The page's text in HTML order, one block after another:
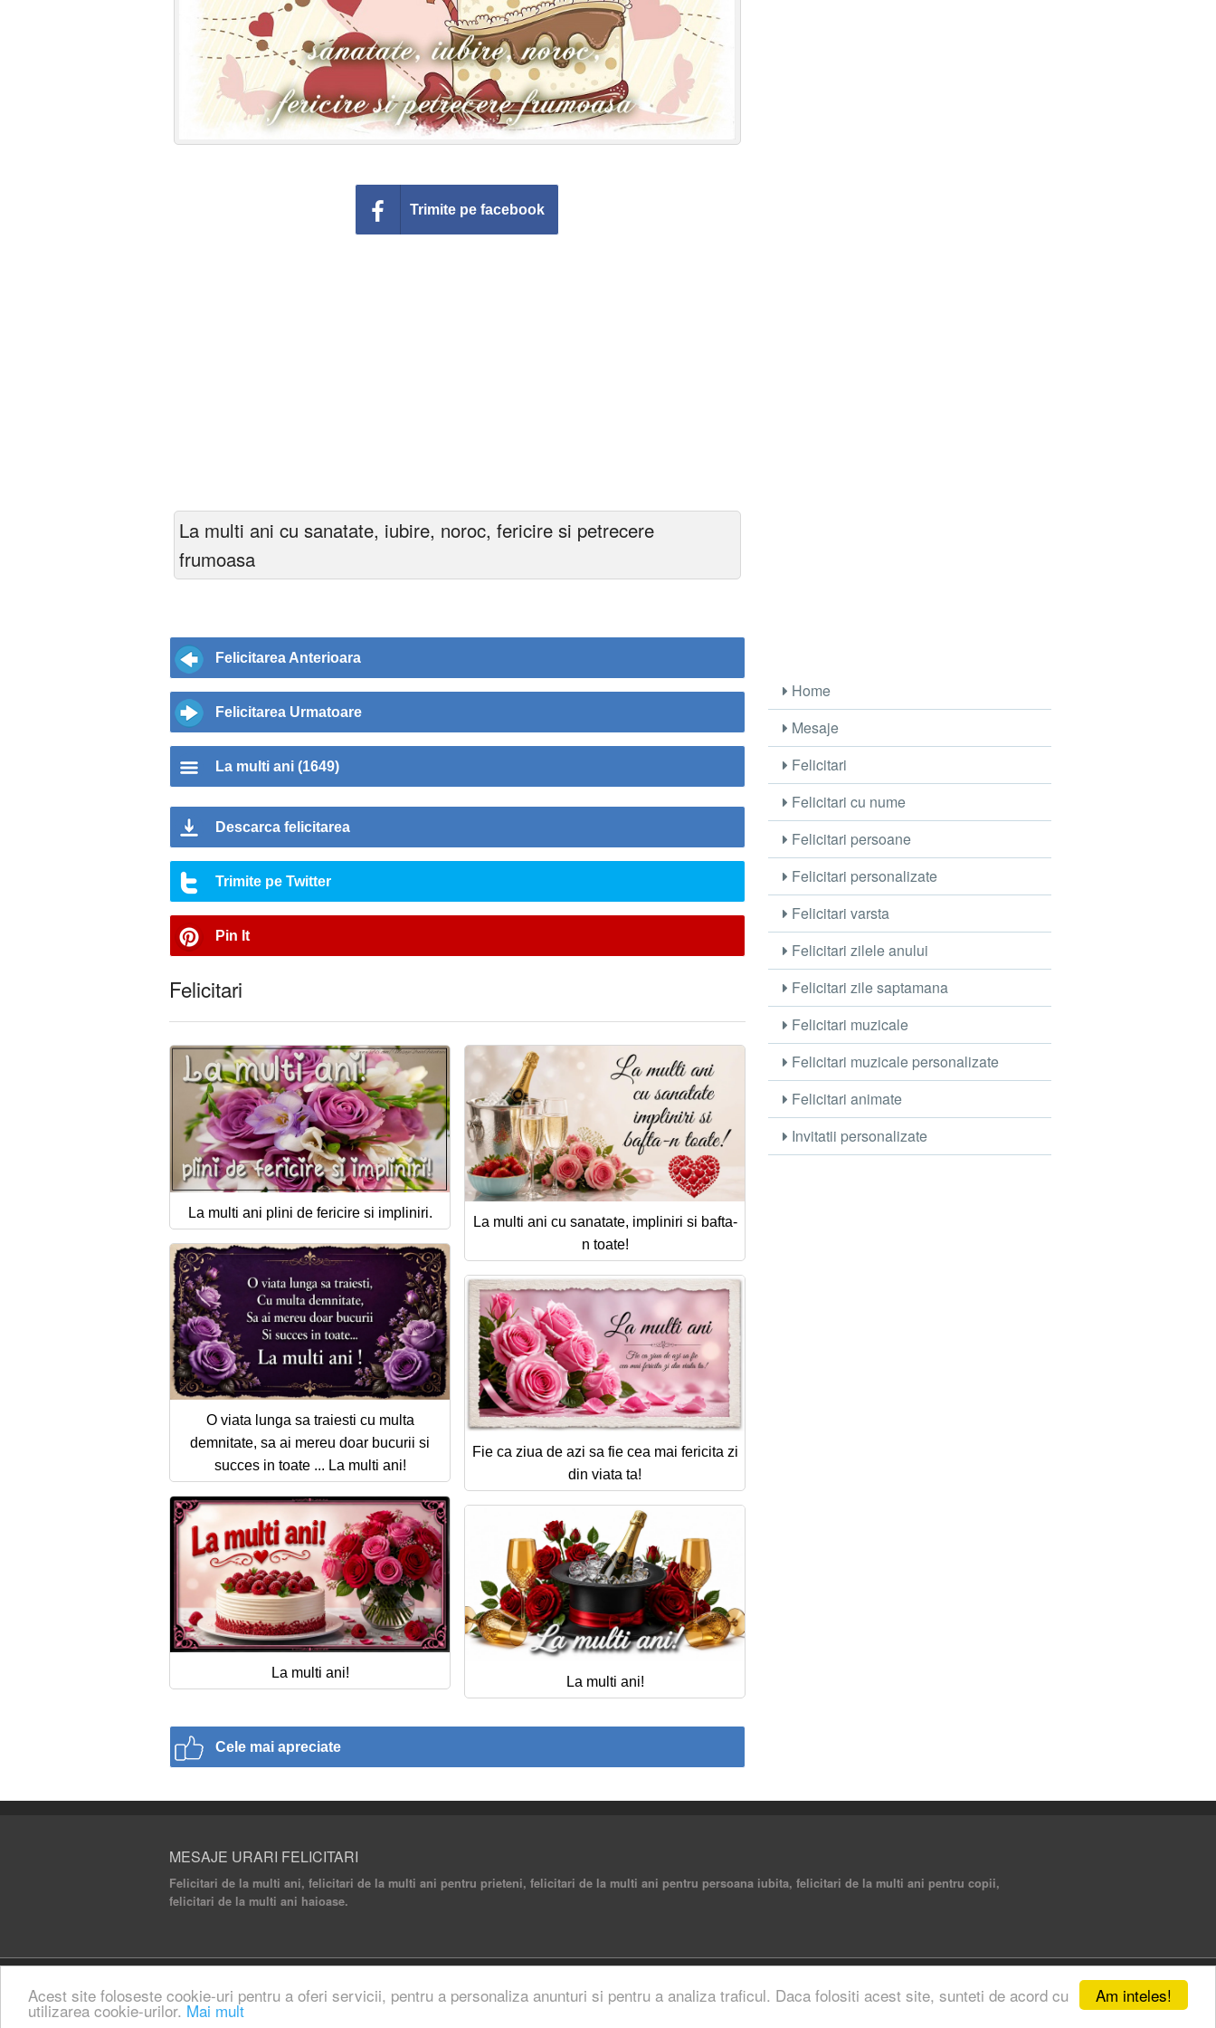
Am inteles!
Acest site foloseste cookie-uri pentru a oferi servicii, pentru a personaliza anunturi si pentru a analiza traficul. Daca folositi acest site, sunteti de acord cu
utilizarea cookie-urilor. Mai mult
Trimite pe facebook
La multi ani cu sanatate, iubire, noroc, fericire si petrecere
frumoasa
Felicitarea Anterioara
Felicitarea Urmatoare
La multi ani (1649)
Descarca felicitarea
Trimite pe Twitter
Pin It
Felicitari
La multi ani plini de fericire si impliniri.
La multi ani cu sanatate, impliniri si bafta-
n toate!
O viata lunga sa traiesti cu multa
demnitate, sa ai mereu doar bucurii si
succes in toate ... La multi ani!
Fie ca ziua de azi sa fie cea mai fericita zi
din viata ta!
La multi ani!
La multi ani!
Cele mai apreciate
Home
Mesaje
Felicitari
Felicitari cu nume
Felicitari persoane
Felicitari personalizate
Felicitari varsta
Felicitari zilele anului
Felicitari zile saptamana
Felicitari muzicale
Felicitari muzicale personalizate
Felicitari animate
Invitatii personalizate
MESAJE URARI FELICITARI
Felicitari de la multi ani, felicitari de la multi ani pentru prieteni, felicitari de la multi ani pentru persoana iubita, felicitari de la multi ani pentru copii,
felicitari de la multi ani haioase.